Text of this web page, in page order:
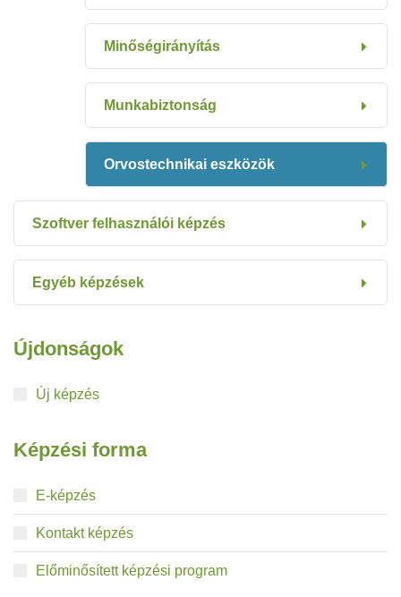
Minőségirányítás
Munkabiztonság
Orvostechnikai eszközök
Szoftver felhasználói képzés
Egyéb képzések
Újdonságok
Új képzés
Képzési forma
E-képzés
Kontakt képzés
Előminősített képzési program